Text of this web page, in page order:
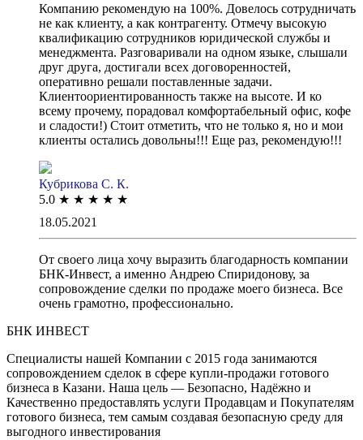
Компанию рекомендую на 100%. Довелось сотрудничать
не как клиенту, а как контрагенту. Отмечу высокую
квалификацию сотрудников юридической службы и
менеджмента. Разговаривали на одном языке, слышали
друг друга, достигали всех договоренностей,
оперативно решали поставленные задачи.
Клиентоориентированность также на высоте. И ко
всему прочему, порадовал комфортабельный офис, кофе
и сладости!) Стоит отметить, что не только я, но и мои
клиенты остались довольны!!! Еще раз, рекомендую!!!
Кубрикова С. К.
5.0 ★ ★ ★ ★ ★
18.05.2021
От своего лица хочу выразить благодарность компании
БНК-Инвест, а именно Андрею Спиридонову, за
сопровождение сделки по продаже моего бизнеса. Все
очень грамотно, профессионально.
БНК ИНВЕСТ
Специалисты нашей Компании с 2015 года занимаются
сопровождением сделок в сфере купли-продажи готового
бизнеса в Казани. Наша цель — Безопасно, Надёжно и
Качественно предоставлять услуги Продавцам и Покупателям
готового бизнеса, тем самым создавая безопасную среду для
выгодного инвестирования